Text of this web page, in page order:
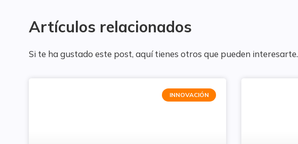
Artículos relacionados
Si te ha gustado este post, aquí tienes otros que pueden interesarte.
INNOVACIÓN